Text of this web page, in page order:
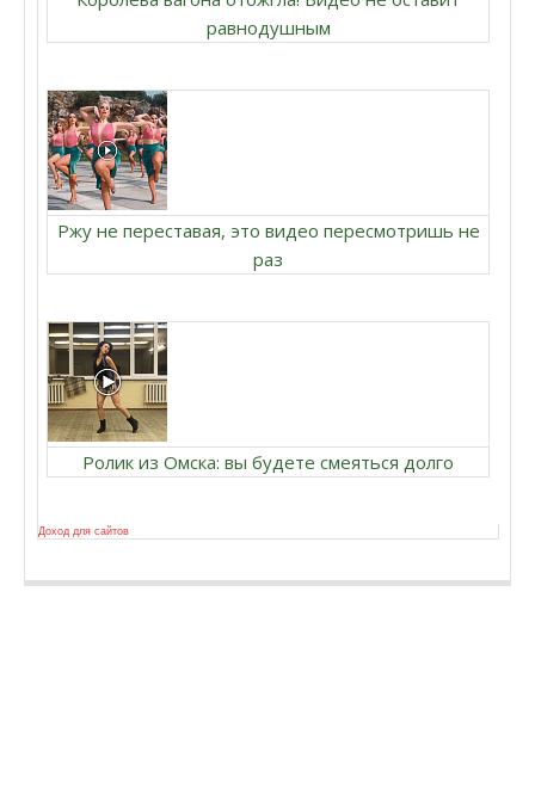
равнодушным
Ржу не переставая, это видео пересмотришь не
раз
Ролик из Омска: вы будете смеяться долго
Доход для сайтов